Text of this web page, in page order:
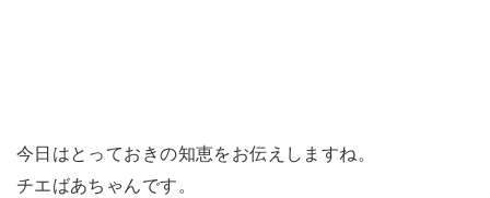
今日はとっておきの知恵をお伝えしますね。
チエばあちゃんです。